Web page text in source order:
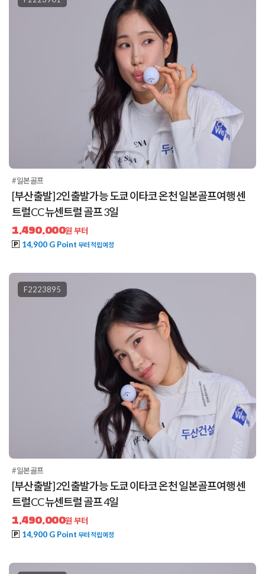
#일본골프
[부산출발] 2인출발가능 도쿄 이타코 온천 일본골프여행 센
트럴CC 뉴센트럴 골프 3일
1,490,000원 부터
14,900 G Point 부터 적립예정
F2223895
#일본골프
[부산출발] 2인출발가능 도쿄 이타코 온천 일본골프여행 센
트럴CC 뉴센트럴 골프 4일
1,490,000원 부터
14,900 G Point 부터 적립예정